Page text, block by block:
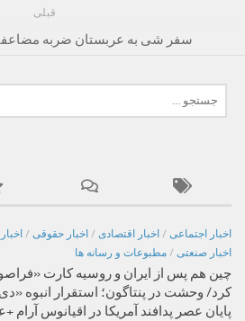
قبلی
سفر شی به عربستان ضربه
برای:
اخبار اجتماعی / اخبار اقتصادی / اخبار حقوقی /
اخبار صنعتی / مطبوعات و رسانه ها
چین هم پس از ایران و روسیه کارت
پایان عصر پدافند آمریکا در اقیانوس آرام